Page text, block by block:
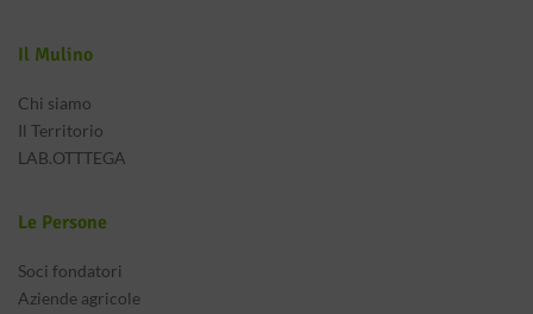
Il Mulino
Chi siamo
Il Territorio
LAB.OTTTEGA
Le Persone
Soci fondatori
Aziende agricole